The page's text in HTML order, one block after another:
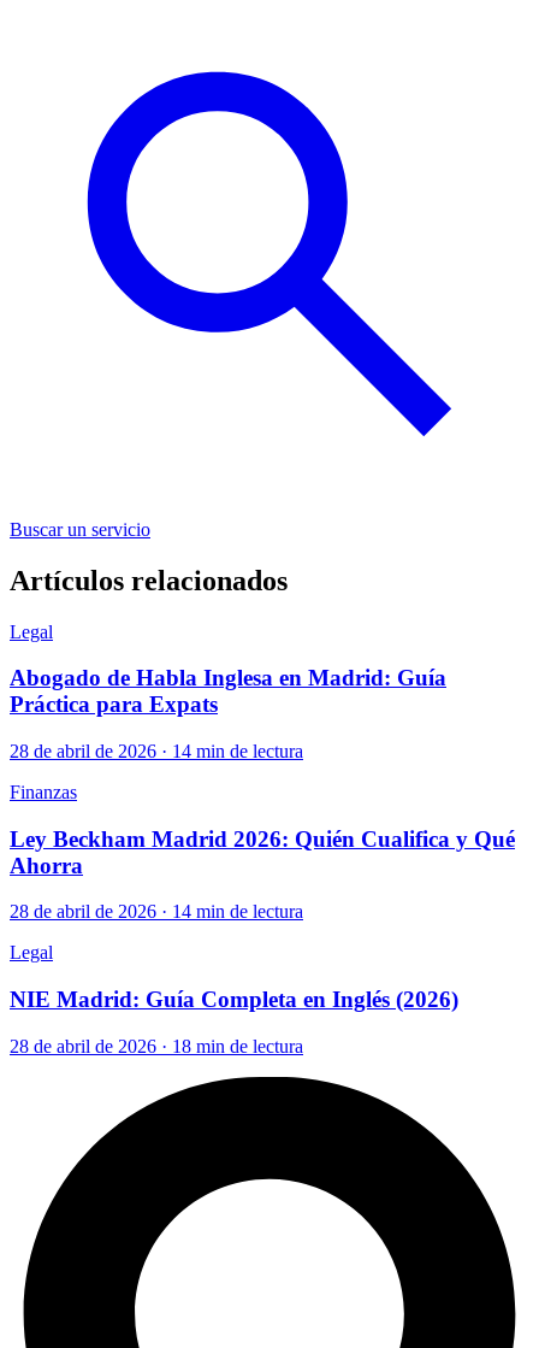
Buscar un servicio
Artículos relacionados
Legal
Abogado de Habla Inglesa en Madrid: Guía
Práctica para Expats
28 de abril de 2026 · 14 min de lectura
Finanzas
Ley Beckham Madrid 2026: Quién Cualifica y Qué
Ahorra
28 de abril de 2026 · 14 min de lectura
Legal
NIE Madrid: Guía Completa en Inglés (2026)
28 de abril de 2026 · 18 min de lectura